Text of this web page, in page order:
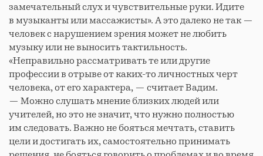
замечательный слух и чувствительные руки. Идите
в музыканты или массажисты». А это далеко не так —
человек с нарушением зрения может не любить
музыку или не выносить тактильность.
«Неправильно рассматривать те или другие
профессии в отрыве от каких-то личностных черт
человека, от его характера, — считает Вадим.
— Можно слушать мнение близких людей или
учителей, но это не значит, что нужно полностью
им следовать. Важно не бояться мечтать, ставить
цели и достигать их, самостоятельно принимать